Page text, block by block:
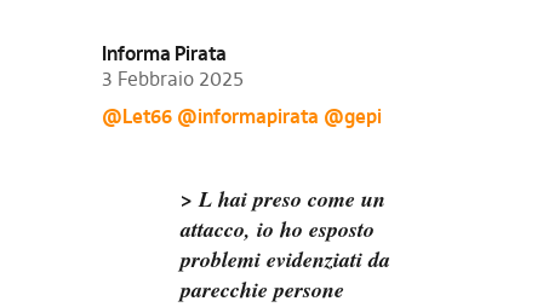
Informa Pirata
3 Febbraio 2025
@Let66 @informapirata @gepi
> L hai preso come un
attacco, io ho esposto
problemi evidenziati da
parecchie persone